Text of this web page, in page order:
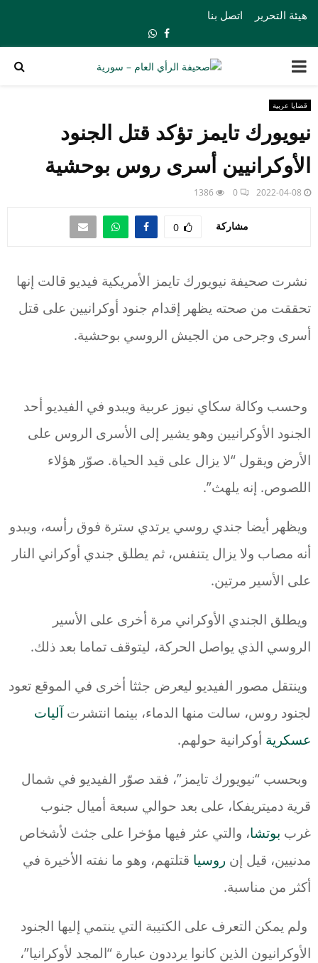
هيئة التحرير اتصل بنا
Facebook
Whatsapp
PRIMARY
MENU
قضايا عربية
نيويورك تايمز تؤكد قتل الجنود
الأوكرانيين أسرى روس بوحشية
2022-04-08
0
1386
مشاركة 0
نشرت صحيفة نيويورك تايمز الأمريكية فيديو قالت إنها
تحققت من صحته يظهر إقدام جنود أوكرانيين على قتل
أسرى وجرحى من الجيش الروسي بوحشية.
وحسب وكالة سكاي نيوز عربية ويبدو في الفيديو أحد
الجنود الأوكرانيين وهو يشير إلى الأسرى الروس على
الأرض ويقول “لا يزال على قيد الحياة. صوّر هؤلاء
اللصوص. إنه يلهث”.
ويظهر أيضا جندي روسي يرتدي سترة فوق رأسه، ويبدو
أنه مصاب ولا يزال يتنفس، ثم يطلق جندي أوكراني النار
على الأسير مرتين.
ويطلق الجندي الأوكراني مرة أخرى على الأسير
الروسي الذي يواصل الحركة، ليتوقف تماما بعد ذلك.
وينتقل مصور الفيديو ليعرض جثثا أخرى في الموقع تعود
لجنود روس، سالت منها الدماء، بينما انتشرتآليات
عسكرية أوكرانية حولهم.
وبحسب “نيويورك تايمز”، فقد صوّر الفيديو في شمال
قرية دميتريفكا، على بعد حوالي سبعة أميال جنوب
غرب بوتشا، والتي عثر فيها مؤخرا على جثث لأشخاص
مدنيين، قيل إن روسيا قتلتهم، وهو ما نفته الأخيرة في
أكثر من مناسبة.
ولم يمكن التعرف على الكتيبة التي ينتمي إليها الجنود
الأوكرانيون الذين كانوا يرددون عبارة “المجد لأوكرانيا”،